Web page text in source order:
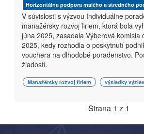
Horizontálna podpora malého a stredného
V súvislosti s výzvou Individuálne
manažérsky rozvoj firiem, ktorá bola
júna 2025, zasadala Výberová komisia
2025, kedy rozhodla o poskytnutí
vouchera na dlhodobé poradenstvo.
žiadostí.
Manažérsky rozvoj firiem výsledky výziev
Strana 1 z 1